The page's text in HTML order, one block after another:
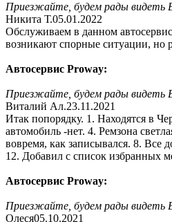
Приезжайте, будем рады видеть
Никита Т.05.01.2022
Обслуживаем в данном
возникают спорные ситуации, но
Автосервис Proway:
Приезжайте, будем рады видеть
Виталий Ал.23.11.2021
Итак попорядку. 1. Находятся в
автомобиль -нет. 4. Ремзона
вовремя, как записывался. 8. Все
12. Добавил с список избранных
Автосервис Proway:
Приезжайте, будем рады видеть
Олеся05.10.2021